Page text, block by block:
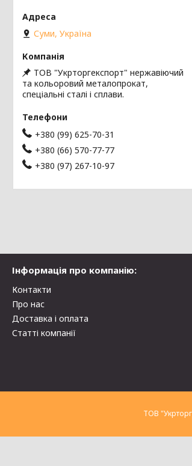
Суми, Україна
ТОВ "Укрторгекспорт" нержавіючий
та кольоровий металопрокат,
спеціальні сталі і сплави.
+380 (99) 625-70-31
+380 (66) 570-77-77
+380 (97) 267-10-97
Інформація про компанію:
Контакти
Про нас
Доставка і оплата
Статті компанії